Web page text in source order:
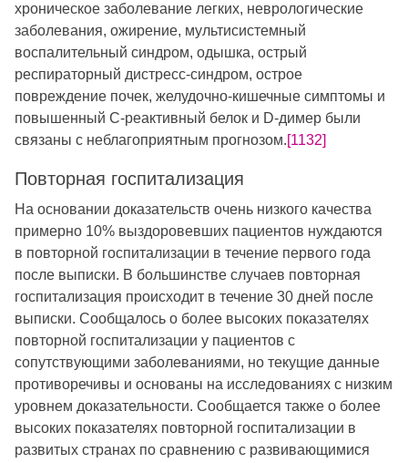
хроническое заболевание легких, неврологические
заболевания, ожирение, мультисистемный
воспалительный синдром, одышка, острый
респираторный дистресс-синдром, острое
повреждение почек, желудочно-кишечные симптомы и
повышенный С-реактивный белок и D-димер были
связаны с неблагоприятным прогнозом.[1132]
Повторная госпитализация
На основании доказательств очень низкого качества
примерно 10% выздоровевших пациентов нуждаются
в повторной госпитализации в течение первого года
после выписки. В большинстве случаев повторная
госпитализация происходит в течение 30 дней после
выписки. Сообщалось о более высоких показателях
повторной госпитализации у пациентов с
сопутствующими заболеваниями, но текущие данные
противоречивы и основаны на исследованиях с низким
уровнем доказательности. Сообщается также о более
высоких показателях повторной госпитализации в
развитых странах по сравнению с развивающимися